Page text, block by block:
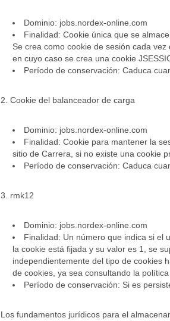
Dominio: jobs.nordex-online.com
Finalidad: Cookie única que se
Se crea como cookie de sesión cada
en cuyo caso se crea una cookie
Período de conservación: Caduca
2. Cookie del balanceador de carga
Dominio: jobs.nordex-online.com
Finalidad: Cookie para mantener la
sitio de Carrera, si no existe una cookie
Período de conservación: Caduca
3. rmk12
Dominio: jobs.nordex-online.com
Finalidad: Un número que indica si el
la cookie está fijada y su valor es 1, se
independientemente del tipo de cookies
de cookies, ya sea consultando la
Período de conservación: Si es
Los fundamentos jurídicos para el